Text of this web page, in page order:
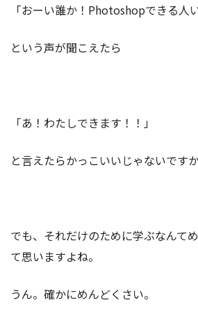
「おーい誰か！Photoshopできる人
という声が聞こえたら
「あ！わたしできます！！」
と言えたらかっこいいじゃないですか
でも、それだけのために学ぶなんて
て思いますよね。
うん。確かにめんどくさい。